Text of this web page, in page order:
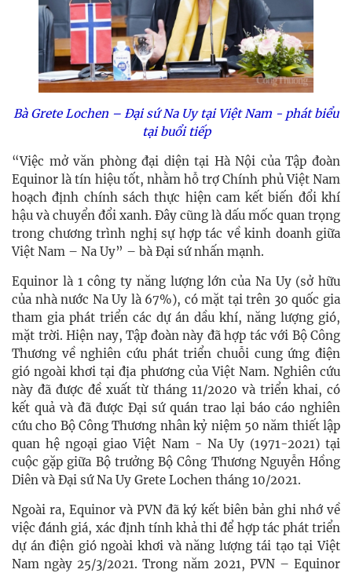
Bà Grete Lochen – Đại sứ Na Uy tại Việt Nam - phát biểu
tại buổi tiếp
“Việc mở văn phòng đại diện tại Hà Nội của Tập đoàn
Equinor là tín hiệu tốt, nhằm hỗ trợ Chính phủ Việt Nam
hoạch định chính sách thực hiện cam kết biến đổi khí
hậu và chuyển đổi xanh. Đây cũng là dấu mốc quan trọng
trong chương trình nghị sự hợp tác về kinh doanh giữa
Việt Nam – Na Uy” – bà Đại sứ nhấn mạnh.
Equinor là 1 công ty năng lượng lớn của Na Uy (sở hữu
của nhà nước Na Uy là 67%), có mặt tại trên 30 quốc gia
tham gia phát triển các dự án dầu khí, năng lượng gió,
mặt trời. Hiện nay, Tập đoàn này đã hợp tác với Bộ Công
Thương về nghiên cứu phát triển chuỗi cung ứng điện
gió ngoài khơi tại địa phương của Việt Nam. Nghiên cứu
này đã được đề xuất từ tháng 11/2020 và triển khai, có
kết quả và đã được Đại sứ quán trao lại báo cáo nghiên
cứu cho Bộ Công Thương nhân kỷ niệm 50 năm thiết lập
quan hệ ngoại giao Việt Nam - Na Uy (1971-2021) tại
cuộc gặp giữa Bộ trưởng Bộ Công Thương Nguyễn Hồng
Diên và Đại sứ Na Uy Grete Lochen tháng 10/2021.
Ngoài ra, Equinor và PVN đã ký kết biên bản ghi nhớ về
việc đánh giá, xác định tính khả thi để hợp tác phát triển
dự án điện gió ngoài khơi và năng lượng tái tạo tại Việt
Nam ngày 25/3/2021. Trong năm 2021, PVN – Equinor